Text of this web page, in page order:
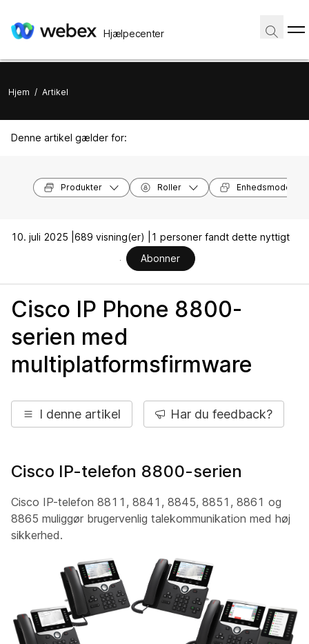
Hjælpecenter
Hjem / Artikel
Denne artikel gælder for:
Produkter Roller Enhedsmodeller
10. juli 2025 | 689 visning(er) |
1 personer fandt dette nyttigt
Abonner
Cisco IP Phone 8800-
serien med
multiplatformsfirmware
I denne artikel Har du feedback?
Cisco IP-telefon 8800-serien
Cisco IP-telefon 8811, 8841, 8845, 8851, 8861 og
8865 muliggør brugervenlig talekommunikation med høj
sikkerhed.